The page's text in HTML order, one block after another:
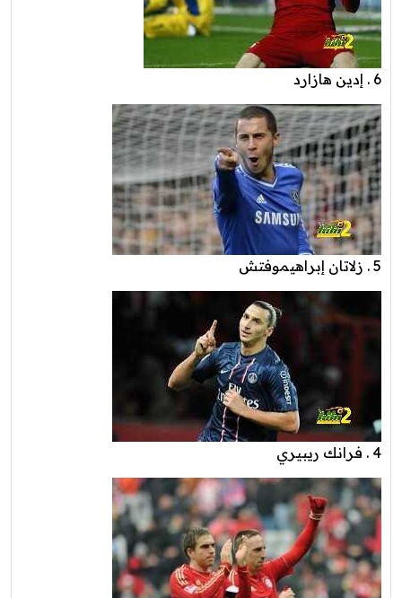
6 . إدين هازارد
5 . زلاتان إبراهيموفتش
4 . فرانك ريبيري